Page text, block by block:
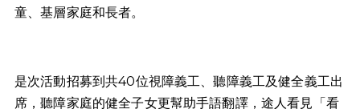
童、基層家庭和長者。
是次活動招募到共40位視障義工、聽障義工及健全義工出
席，聽障家庭的健全子女更幫助手語翻譯，途人看見「看